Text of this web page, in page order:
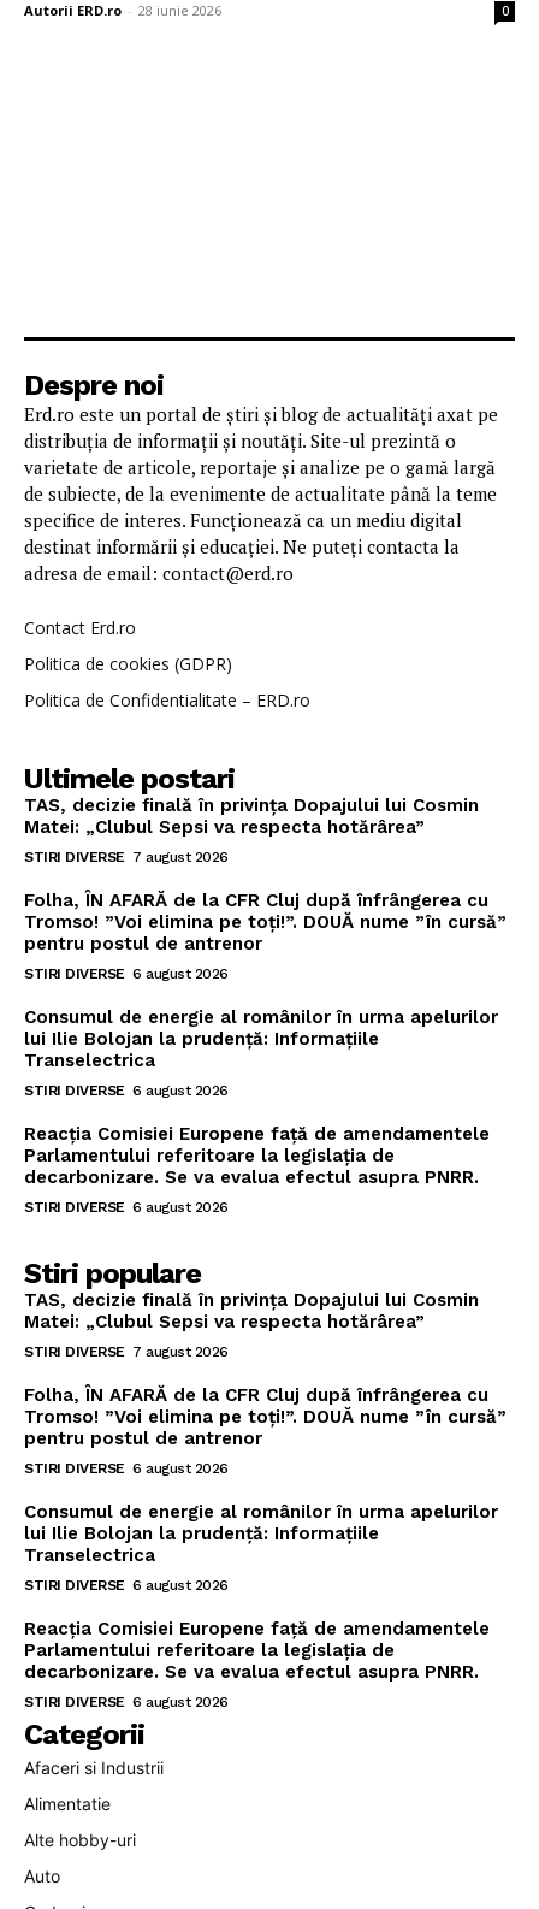
Autorii ERD.ro - 28 iunie 2026 0
Despre noi
Erd.ro este un portal de știri și blog de actualități axat pe
distribuția de informații și noutăți. Site-ul prezintă o
varietate de articole, reportaje și analize pe o gamă largă
de subiecte, de la evenimente de actualitate până la teme
specifice de interes. Funcționează ca un mediu digital
destinat informării și educației. Ne puteți contacta la
adresa de email: contact@erd.ro
Contact Erd.ro
Politica de cookies (GDPR)
Politica de Confidentialitate – ERD.ro
Ultimele postari
TAS, decizie finală în privința Dopajului lui Cosmin
Matei: „Clubul Sepsi va respecta hotărârea”
STIRI DIVERSE 7 august 2026
Folha, ÎN AFARĂ de la CFR Cluj după înfrângerea cu
Tromso! ”Voi elimina pe toți!”. DOUĂ nume ”în cursă”
pentru postul de antrenor
STIRI DIVERSE 6 august 2026
Consumul de energie al românilor în urma apelurilor
lui Ilie Bolojan la prudență: Informațiile
Transelectrica
STIRI DIVERSE 6 august 2026
Reacția Comisiei Europene față de amendamentele
Parlamentului referitoare la legislația de
decarbonizare. Se va evalua efectul asupra PNRR.
STIRI DIVERSE 6 august 2026
Stiri populare
TAS, decizie finală în privința Dopajului lui Cosmin
Matei: „Clubul Sepsi va respecta hotărârea”
STIRI DIVERSE 7 august 2026
Folha, ÎN AFARĂ de la CFR Cluj după înfrângerea cu
Tromso! ”Voi elimina pe toți!”. DOUĂ nume ”în cursă”
pentru postul de antrenor
STIRI DIVERSE 6 august 2026
Consumul de energie al românilor în urma apelurilor
lui Ilie Bolojan la prudență: Informațiile
Transelectrica
STIRI DIVERSE 6 august 2026
Reacția Comisiei Europene față de amendamentele
Parlamentului referitoare la legislația de
decarbonizare. Se va evalua efectul asupra PNRR.
STIRI DIVERSE 6 august 2026
Categorii
Afaceri si Industrii
Alimentatie
Alte hobby-uri
Auto